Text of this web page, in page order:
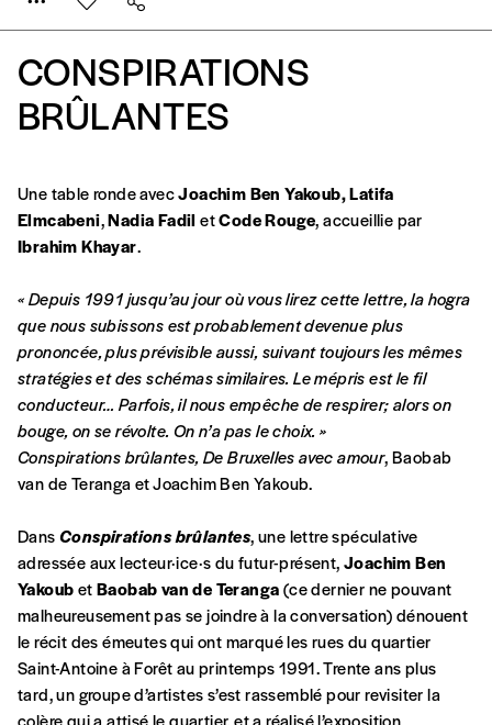
CONSPIRATIONS
BRÛLANTES
Se connecter
CONNEXION
Mot de passe oublié?
Formulaire de
commande
A partir de 2021,Imag, le magazine de
l’interculturel,vous est proposé àPRIX LIBRE.
Le prix libre est un mode de fixation du prix
peut être une manière pour lui de payer le prix
qu’il estime juste. Dans l’objectif de rendre nos
activités et publications accessibles, et
d’affirmer notre attachement aux valeurs de
solidarité, nous vous proposons d’estimer
vous-mêmes le coût de notre publication.
Cette valeur peut donc être inférieure, égale
ou supérieure au prix indicatif. De cette
Une table ronde avecJoachim Ben Yakoub,Latifa
Elmcabeni,Nadia FadiletCode Rouge, accueillie par
Ibrahim Khayar.
« Depuis 1991 jusqu’au jour où vous lirez cette lettre, la hogra
que nous subissons est probablement devenue plus
prononcée, plus prévisible aussi, suivant toujours les mêmes
stratégies et des schémas similaires. Le mépris est le fil
conducteur… Parfois, il nous empêche de respirer; alors on
bouge, on se révolte. On n’a pas le choix. »
Conspirations brûlantes, De Bruxelles avec amour, Baobab
van de Teranga et Joachim Ben Yakoub.
DansConspirations brûlantes, une lettre spéculative
adressée aux lecteur·ice·s du futur-présent,Joachim Ben
YakoubetBaobab van de Teranga(ce dernier ne pouvant
malheureusement pas se joindre à la conversation) dénouent
le récit des émeutes qui ont marqué les rues du quartier
Saint-Antoine à Forêt au printemps 1991. Trente ans plus
tard, un groupe d’artistes s’est rassemblé pour revisiter la